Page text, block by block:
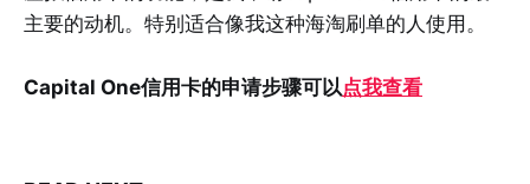
主要的动机。特别适合像我这种海淘刷单的人使用。
Capital One信用卡的申请步骤可以点我查看